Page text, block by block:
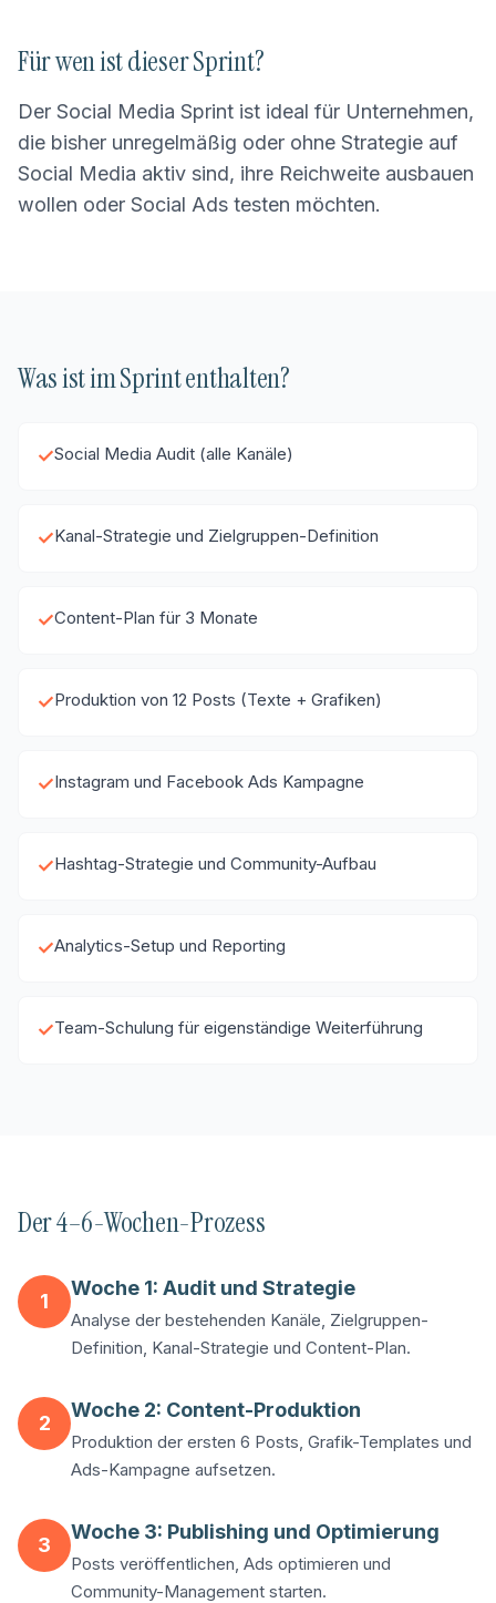
Für wen ist dieser Sprint?
Der Social Media Sprint ist ideal für Unternehmen,
die bisher unregelmäßig oder ohne Strategie auf
Social Media aktiv sind, ihre Reichweite ausbauen
wollen oder Social Ads testen möchten.
Was ist im Sprint enthalten?
✓Social Media Audit (alle Kanäle)
✓Kanal-Strategie und Zielgruppen-Definition
✓Content-Plan für 3 Monate
✓Produktion von 12 Posts (Texte + Grafiken)
✓Instagram und Facebook Ads Kampagne
✓Hashtag-Strategie und Community-Aufbau
✓Analytics-Setup und Reporting
✓Team-Schulung für eigenständige Weiterführung
Der 4–6-Wochen-Prozess
1
Woche 1: Audit und Strategie
Analyse der bestehenden Kanäle, Zielgruppen-
Definition, Kanal-Strategie und Content-Plan.
2
Woche 2: Content-Produktion
Produktion der ersten 6 Posts, Grafik-Templates und
Ads-Kampagne aufsetzen.
3
Woche 3: Publishing und Optimierung
Posts veröffentlichen, Ads optimieren und
Community-Management starten.